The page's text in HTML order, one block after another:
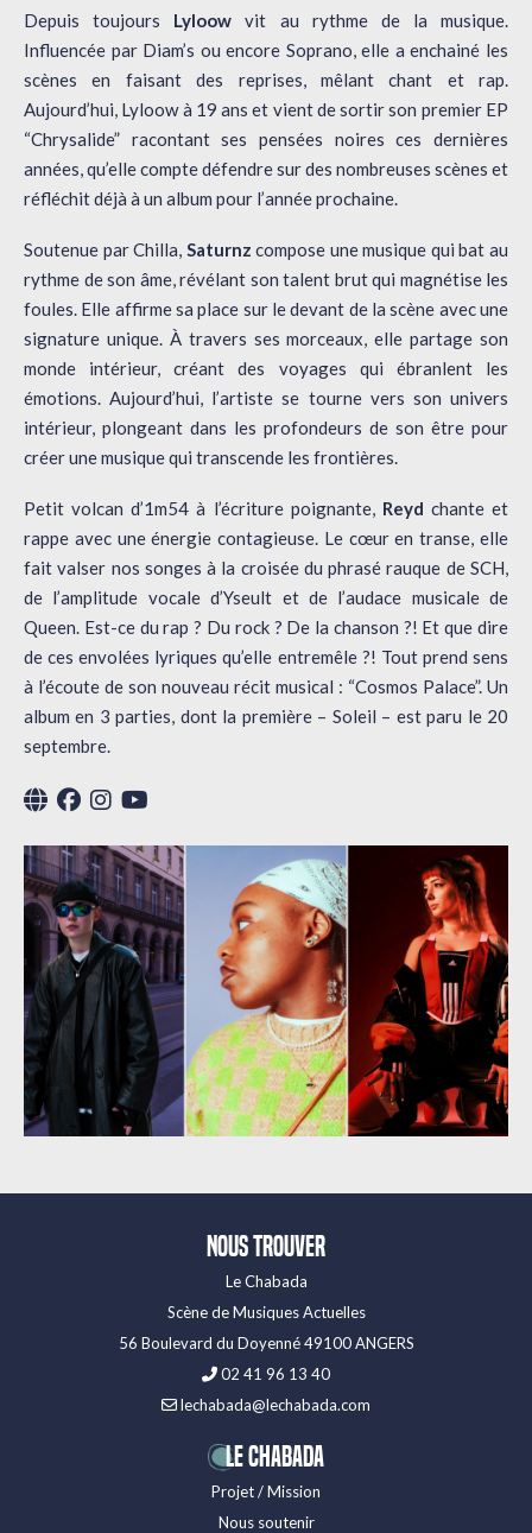
Depuis toujours Lyloow vit au rythme de la musique.
Influencée par Diam’s ou encore Soprano, elle a enchainé les
scènes en faisant des reprises, mêlant chant et rap.
Aujourd’hui, Lyloow à 19 ans et vient de sortir son premier EP
“Chrysalide” racontant ses pensées noires ces dernières
années, qu’elle compte défendre sur des nombreuses scènes et
réfléchit déjà à un album pour l’année prochaine.
Soutenue par Chilla, Saturnz compose une musique qui bat au
rythme de son âme, révélant son talent brut qui magnétise les
foules. Elle affirme sa place sur le devant de la scène avec une
signature unique. À travers ses morceaux, elle partage son
monde intérieur, créant des voyages qui ébranlent les
émotions. Aujourd’hui, l’artiste se tourne vers son univers
intérieur, plongeant dans les profondeurs de son être pour
créer une musique qui transcende les frontières.
Petit volcan d’1m54 à l’écriture poignante, Reyd chante et
rappe avec une énergie contagieuse. Le cœur en transe, elle
fait valser nos songes à la croisée du phrasé rauque de SCH,
de l’amplitude vocale d’Yseult et de l’audace musicale de
Queen. Est-ce du rap ? Du rock ? De la chanson ?! Et que dire
de ces envolées lyriques qu’elle entremêle ?! Tout prend sens
à l’écoute de son nouveau récit musical : “Cosmos Palace”. Un
album en 3 parties, dont la première – Soleil – est paru le 20
septembre.
Nous trouver
Le Chabada
Scène de Musiques Actuelles
56 Boulevard du Doyenné 49100 ANGERS
02 41 96 13 40
lechabada@lechabada.com
LE CHABADA
Projet / Mission
Nous soutenir